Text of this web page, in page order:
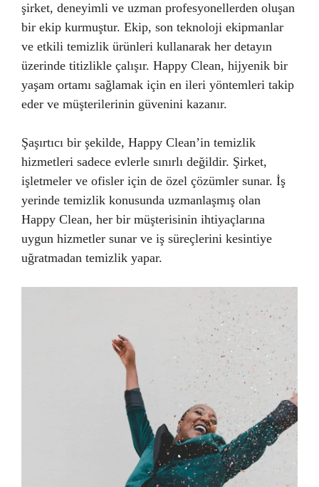
şirket, deneyimli ve uzman profesyonellerden oluşan
bir ekip kurmuştur. Ekip, son teknoloji ekipmanlar
ve etkili temizlik ürünleri kullanarak her detayın
üzerinde titizlikle çalışır. Happy Clean, hijyenik bir
yaşam ortamı sağlamak için en ileri yöntemleri takip
eder ve müşterilerinin güvenini kazanır.
Şaşırtıcı bir şekilde, Happy Clean’in temizlik
hizmetleri sadece evlerle sınırlı değildir. Şirket,
işletmeler ve ofisler için de özel çözümler sunar. İş
yerinde temizlik konusunda uzmanlaşmış olan
Happy Clean, her bir müşterisinin ihtiyaçlarına
uygun hizmetler sunar ve iş süreçlerini kesintiye
uğratmadan temizlik yapar.